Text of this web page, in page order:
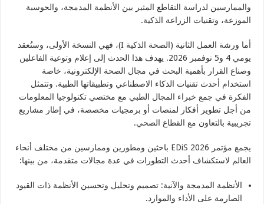
والممارسين لدراسة التقاطع المثير بين الأنظمة المدمجة، والحوسبة
الموزعة، وتقنيات الزراعة الذكية.
أما ورشة العمل الثانية (الصحة الذكية I)، فهي النسخة الأولى، وستُعقد
يومي 4 و5 نوفمبر 2026. يهدف هذا الحدث إلى إعلام وتوعية الفاعلين
وصناع القرار بأهمية البحث في مجال الصحة الإلكترونية، خاصة
استخدام أحدث تقنيات الذكاء الاصطناعي وتطبيقاتها الطبية. وتتمثل
الفكرة في جمع خبراء المجال الطبي مع مختصي تكنولوجيا المعلومات
من أجل تطوير أفكار لمنصات أو برمجيات مخصصة، في إطار مشاريع
تجريبية بالتعاون مع القطاع الصحي.
يجمع مؤتمر EDiS 2026 باحثين ومطورين وممارسين من مختلف أنحاء
العالم لاستكشاف أحدث التطورات في عدة مجالات متقدمة، من بينها:
الأنظمة المدمجة والآنية: تصميم وتحليل وتحسين الأنظمة ذات القيود
الصارمة على الأداء والموارد.